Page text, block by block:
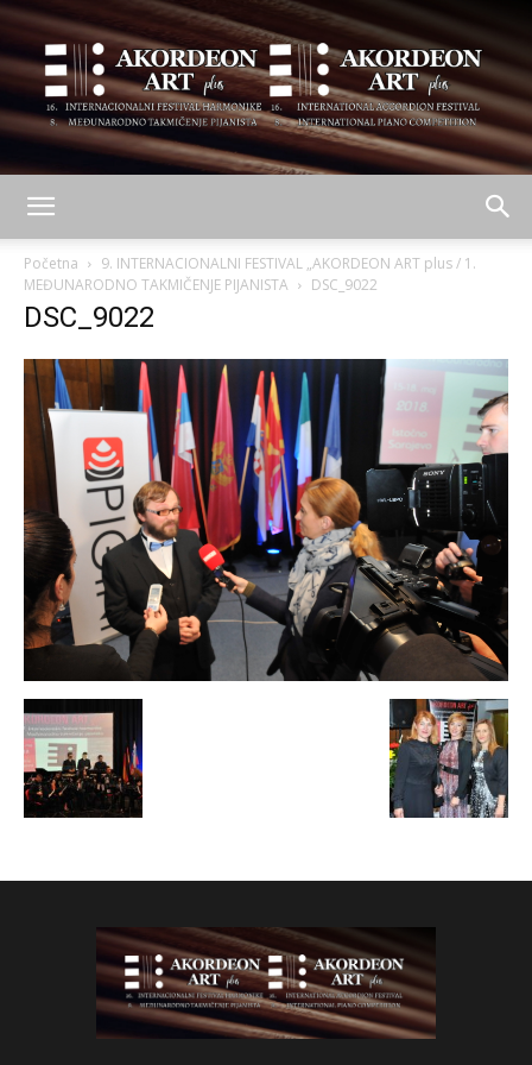
plus
Početna
9. INTERNACIONALNI FESTIVAL „AKORDEON ART plus / 1.
MEĐUNARODNO TAKMIČENJE PIJANISTA
DSC_9022
DSC_9022